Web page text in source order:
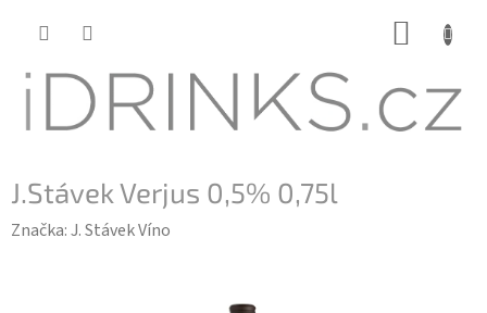
J.Stávek Verjus 0,5% 0,75l
Značka:J. Stávek Víno